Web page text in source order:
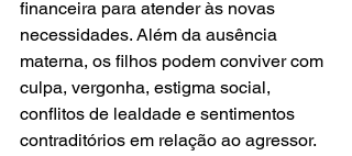
financeira para atender às novas
necessidades. Além da ausência
materna, os filhos podem conviver com
culpa, vergonha, estigma social,
conflitos de lealdade e sentimentos
contraditórios em relação ao agressor.